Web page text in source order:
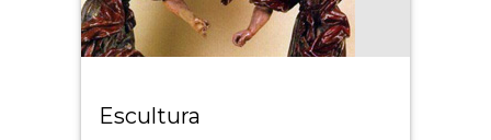
Escultura